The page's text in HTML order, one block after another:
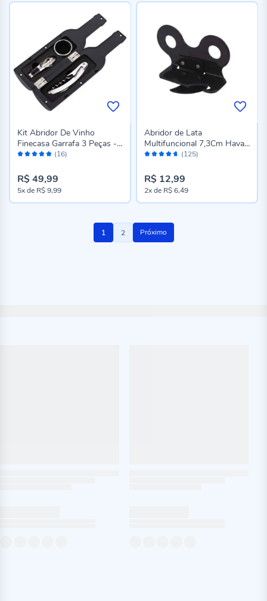
Avaliação: (16)
Kit Abridor De Vinho
Finecasa Garrafa 3 Peças -
Inox
R$ 49,99
5xde R$ 9,99
Avaliação: (125)
Abridor de Lata
Multifuncional 7,3Cm Havan
Casa - Preto
R$ 12,99
2xde R$ 6,49
Página
Você
1 Página
2 Próximo